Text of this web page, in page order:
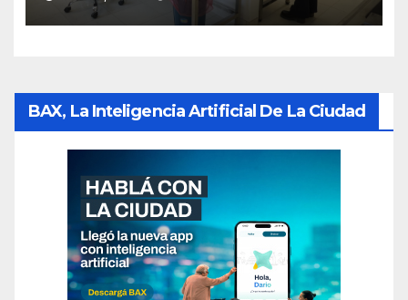
Parque Chas
BAX, La Inteligencia Artificial De La Ciudad